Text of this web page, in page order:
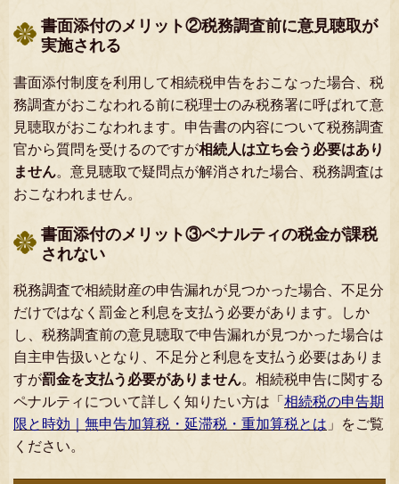
書面添付のメリット②税務調査前に意見聴取が
実施される
書面添付制度を利用して相続税申告をおこなった場合、税
務調査がおこなわれる前に税理士のみ税務署に呼ばれて意
見聴取がおこなわれます。申告書の内容について税務調査
官から質問を受けるのですが相続人は立ち会う必要はあり
ません。意見聴取で疑問点が解消された場合、税務調査は
おこなわれません。
書面添付のメリット③ペナルティの税金が課税
されない
税務調査で相続財産の申告漏れが見つかった場合、不足分
だけではなく罰金と利息を支払う必要があります。しか
し、税務調査前の意見聴取で申告漏れが見つかった場合は
自主申告扱いとなり、不足分と利息を支払う必要はありま
すが罰金を支払う必要がありません。相続税申告に関する
ペナルティについて詳しく知りたい方は「 相続税の申告期
限と時効｜無申告加算税・延滞税・重加算税とは 」をご覧
ください。